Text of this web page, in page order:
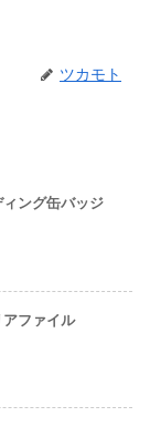
ツカモト
ング缶バッジ
ファイル